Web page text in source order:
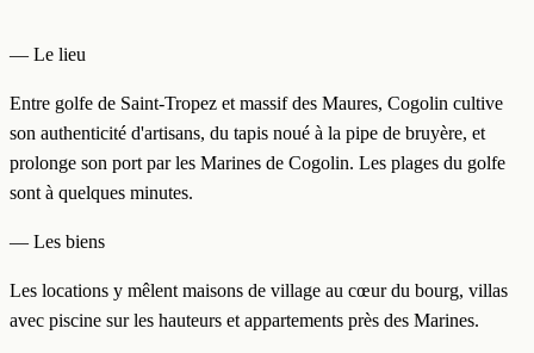
— Le lieu
Entre golfe de Saint-Tropez et massif des Maures, Cogolin cultive
son authenticité d'artisans, du tapis noué à la pipe de bruyère, et
prolonge son port par les Marines de Cogolin. Les plages du golfe
sont à quelques minutes.
— Les biens
Les locations y mêlent maisons de village au cœur du bourg, villas
avec piscine sur les hauteurs et appartements près des Marines.